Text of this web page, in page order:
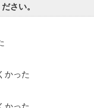
さい。
かった